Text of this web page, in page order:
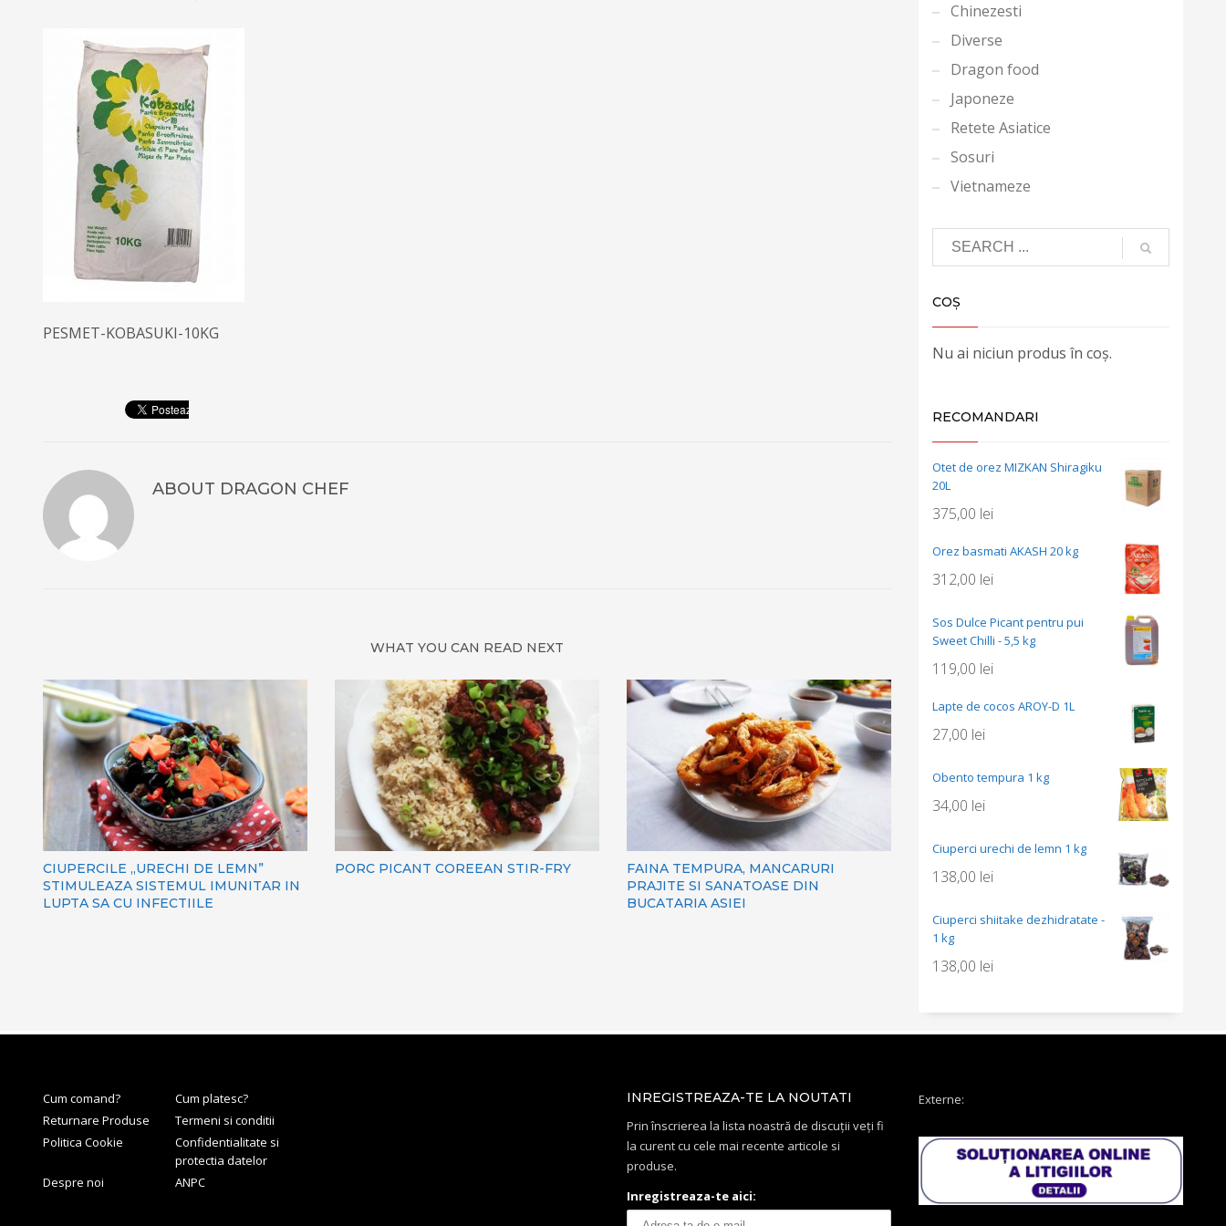
PESMET-KOBASUKI-10KG
ABOUT DRAGON CHEF
WHAT YOU CAN READ NEXT
CIUPERCILE „URECHI DE LEMN”
STIMULEAZA SISTEMUL IMUNITAR IN
LUPTA SA CU INFECTIILE
PORC PICANT COREEAN STIR-FRY
FAINA TEMPURA, MANCARURI
PRAJITE SI SANATOASE DIN
BUCATARIA ASIEI
Chinezesti
Diverse
Dragon food
Japoneze
Retete Asiatice
Sosuri
Vietnameze
COȘ
Nu ai niciun produs în coș.
RECOMANDARI
Otet de orez MIZKAN Shiragiku
20L
375,00 lei
Orez basmati AKASH 20 kg
312,00 lei
Sos Dulce Picant pentru pui
Sweet Chilli - 5,5 kg
119,00 lei
Lapte de cocos AROY-D 1L
27,00 lei
Obento tempura 1 kg
34,00 lei
Ciuperci urechi de lemn 1 kg
138,00 lei
Ciuperci shiitake dezhidratate -
1 kg
138,00 lei
Cum comand?
Cum platesc?
Returnare Produse
Termeni si conditii
Politica Cookie
Confidentialitate si
protectia datelor
Despre noi
ANPC
INREGISTREAZA-TE LA NOUTATI
Prin înscrierea la lista noastră de discuții veți fi
la curent cu cele mai recente articole si
produse.
Inregistreaza-te aici:
Externe: